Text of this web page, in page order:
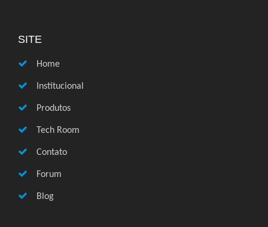
SITE
Home
Institucional
Produtos
Tech Room
Contato
Forum
Blog